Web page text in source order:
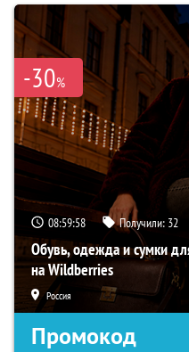
-30%
08:59:57 Получили: 32
Обувь, одежда и сумки
на Wildberries
Россия
Промокод